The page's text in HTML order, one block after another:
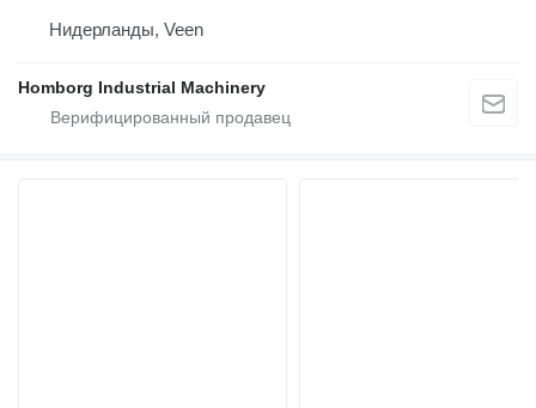
Нидерланды, Veen
Homborg Industrial Machinery